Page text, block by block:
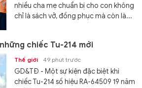
nhiều cha mẹ chuẩn bị cho con không
chỉ là sách vở, đồng phục mà còn là...
chiếc Tu-214 mới
Thế giới 49 phút trước
GD&TĐ - Một sự kiện đặc biệt khi
chiếc Tu-214 số hiệu RA-64509 19 năm